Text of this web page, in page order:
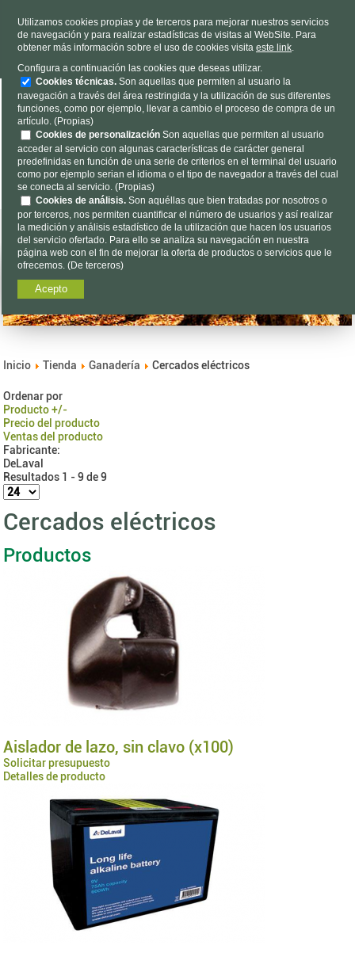
HORARIOL-V 9h a 19h S 9h a 13h
Dónde estamos |Contacto| Nosotros
Encuéntalo aquí...
Inicio Tienda Ganadería Cercados eléctricos
Ordenar por
Producto +/-
Precio del producto
Ventas del producto
Fabricante:
DeLaval
Resultados 1 - 9 de 9
Cercados eléctricos
Productos
Aislador de lazo, sin clavo (x100)
Solicitar presupuesto
Detalles de producto
Utilizamos cookies propias y de terceros para mejorar nuestros servicios
de navegación y para realizar estadísticas de visitas al WebSite. Para
obtener más información sobre el uso de cookies visita este link.
Configura a continuación las cookies que deseas utilizar.
Cookies técnicas. Son aquellas que permiten al usuario la
navegación a través del área restringida y la utilización de sus diferentes
funciones, como por ejemplo, llevar a cambio el proceso de compra de un
artículo. (Propias)
Cookies de personalización Son aquellas que permiten al usuario
acceder al servicio con algunas características de carácter general
predefinidas en función de una serie de criterios en el terminal del usuario
como por ejemplo serian el idioma o el tipo de navegador a través del cual
se conecta al servicio. (Propias)
Cookies de análisis. Son aquéllas que bien tratadas por nosotros o
por terceros, nos permiten cuantificar el número de usuarios y así realizar
la medición y análisis estadístico de la utilización que hacen los usuarios
del servicio ofertado. Para ello se analiza su navegación en nuestra
página web con el fin de mejorar la oferta de productos o servicios que le
ofrecemos. (De terceros)
Acepto